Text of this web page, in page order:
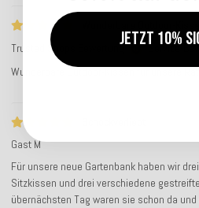
Wunderbare Outdoor-
Trusted Shops Bewertung
Service-
Wunderbare Outdoor-Kissen für unsere
Gast M
Für unsere neue Gartenbank haben wir
Sitzkissen und drei verschiedene
übernächsten Tag waren sie schon da
Jetzt 10%